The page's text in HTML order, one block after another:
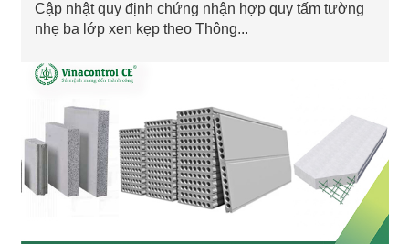
Cập nhật quy định chứng nhận hợp quy tấm tường
nhẹ ba lớp xen kẹp theo Thông...